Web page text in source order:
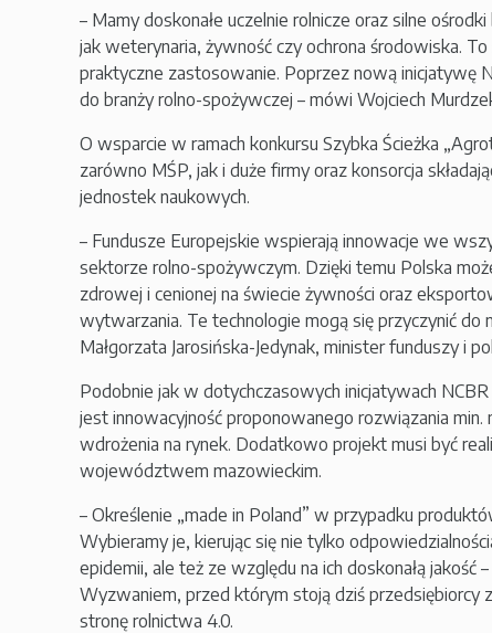
– Mamy doskonałe uczelnie rolnicze oraz silne
jak weterynaria, żywność czy ochrona środowiska.
praktyczne zastosowanie. Poprzez nową inicjatywę
do branży rolno-spożywczej – mówi Wojciech
O wsparcie w ramach konkursu Szybka Ścieżka
zarówno MŚP, jak i duże firmy oraz konsorcja
jednostek naukowych.
– Fundusze Europejskie wspierają innowacje we
sektorze rolno-spożywczym. Dzięki temu Polska
zdrowej i cenionej na świecie żywności oraz
wytwarzania. Te technologie mogą się przyczynić do
Małgorzata Jarosińska-Jedynak, minister funduszy i
Podobnie jak w dotychczasowych inicjatywach
jest innowacyjność proponowanego rozwiązania
wdrożenia na rynek. Dodatkowo projekt musi być
województwem mazowieckim.
– Określenie „made in Poland” w przypadku
Wybieramy je, kierując się nie tylko
epidemii, ale też ze względu na ich doskonałą
Wyzwaniem, przed którym stoją dziś przedsiębiorcy
stronę rolnictwa 4.0.